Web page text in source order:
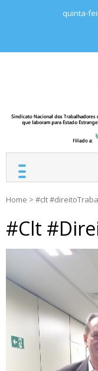
quinta-
Home > #clt
#clt